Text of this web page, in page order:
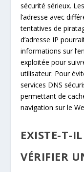
sécurité sérieux.
l’adresse avec
tentatives de
d’adresse IP
informations sur
exploitée pour
utilisateur. Pour
services DNS
permettant de
navigation sur le
EXISTE-T-
VÉRIFIER